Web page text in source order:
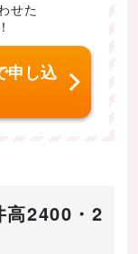
せた
申し込
高2400・2